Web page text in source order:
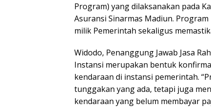
Program) yang dilaksanakan pada
Asuransi Sinarmas Madiun.
milik Pemerintah sekaligus
Widodo, Penanggung Jawab Jasa
Instansi merupakan bentuk
kendaraan di instansi pemerintah.
tunggakan yang ada, tetapi juga
kendaraan yang belum membayar